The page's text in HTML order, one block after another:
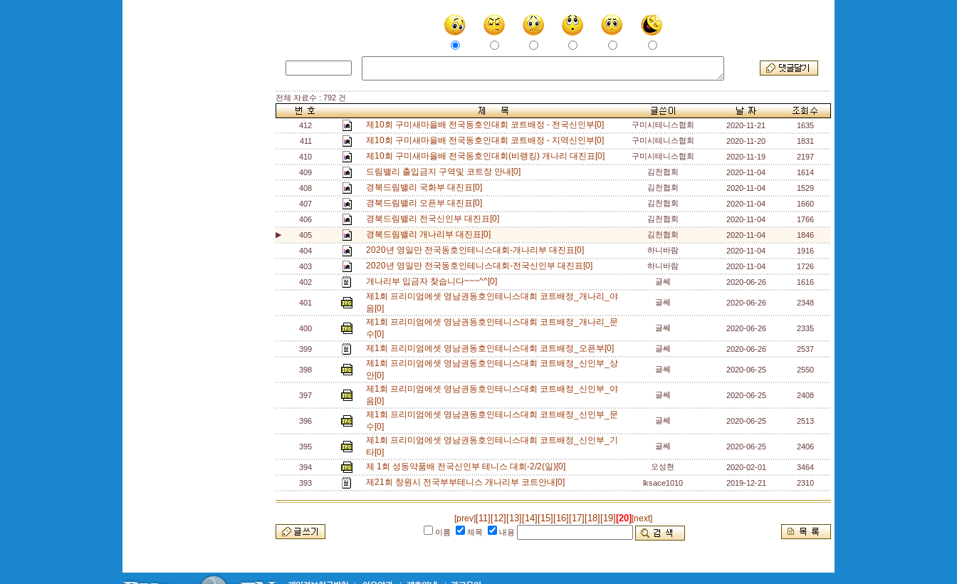
전체 자료수 : 792 건
412 제10회 구미새마을배 전국동호인대회 코트배정 - 전국신인부[0] 구미시테니스협회 2020-11-21
1635
411
제10회 구미새마을배 전국동호인대회 코트배정 - 지역신인부[0] 구미시테니스협회 2020-11-20
1831
410
제10회 구미새마을배 전국동호인대회(비랭킹) 개나리 대진표[0] 구미시테니스협회 2020-11-19
2197
409
드림밸리 출입금지 구역및 코트장 안내[0] 김천협회 2020-11-04
1614
408
경북드림밸리 국화부 대진표[0] 김천협회 2020-11-04
1529
407
경북드림밸리 오픈부 대진표[0] 김천협회 2020-11-04
1660
406
경북드림밸리 전국신인부 대진표[0] 김천협회 2020-11-04
1766
▶
405 경북드림밸리 개나리부 대진표[0] 김천협회 2020-11-04
1846
404
2020년 영일만 전국동호인테니스대회-개나리부 대진표[0] 하니바람 2020-11-04
1916
403
2020년 영일만 전국동호인테니스대회-전국신인부 대진표[0] 하니바람 2020-11-04
1726
402
개나리부 입금자 찾습니다~~~^^[0] 글쎄 2020-06-26 1616
401
제1회 프리미엄에셋 영남권동호인테니스대회 코트배정_개나리_야
음[0]
글쎄 2020-06-26 2348
400
제1회 프리미엄에셋 영남권동호인테니스대회 코트배정_개나리_문
수[0]
글쎄 2020-06-26 2335
399 제1회 프리미엄에셋 영남권동호인테니스대회 코트배정_오픈부[0] 글쎄 2020-06-26 2537
398
제1회 프리미엄에셋 영남권동호인테니스대회 코트배정_신인부_상
안[0]
글쎄 2020-06-25 2550
397
제1회 프리미엄에셋 영남권동호인테니스대회 코트배정_신인부_야
음[0]
글쎄 2020-06-25 2408
396
제1회 프리미엄에셋 영남권동호인테니스대회 코트배정_신인부_문
수[0]
글쎄 2020-06-25 2513
395
제1회 프리미엄에셋 영남권동호인테니스대회 코트배정_신인부_기
타[0]
글쎄 2020-06-25 2406
394 제 1회 성동약품배 전국신인부 테니스 대회-2/2(일)[0] 오성현 2020-02-01
3464
393
제21회 창원시 전국부부테니스 개나리부 코트안내[0] lksace1010 2019-12-21 2310
[prev] [11] [12] [13] [14] [15] [16] [17] [18] [19] [20] [next]
이름 제목 내용